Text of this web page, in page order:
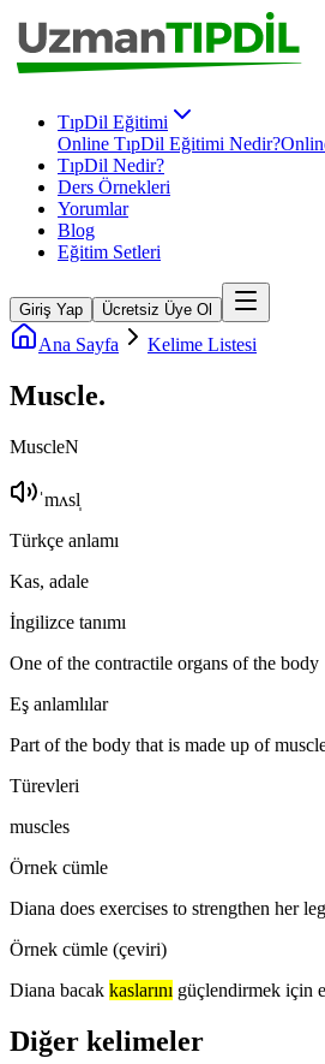
TıpDil Eğitimi
Online TıpDil Eğitimi Nedir?
TıpDil Nedir?
Ders Örnekleri
Yorumlar
Blog
Eğitim Setleri
Giriş Yap Ücretsiz Üye Ol
Ana Sayfa Kelime Listesi
Muscle.
MuscleN
ˈmʌsl̩
Türkçe anlamı
Kas, adale
İngilizce tanımı
One of the contractile organs of the body
Eş anlamlılar
Part of the body that is made up of
Türevleri
muscles
Örnek cümle
Diana does exercises to strengthen her leg
Örnek cümle (çeviri)
Diana bacak kaslarını güçlendirmek için
Diğer kelimeler